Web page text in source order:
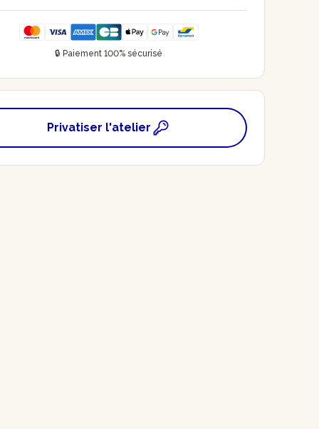
🔒 Paiement 100% sécurisé
Privatiser l'atelier